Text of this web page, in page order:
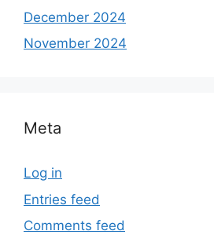
December 2024
November 2024
Meta
Log in
Entries feed
Comments feed